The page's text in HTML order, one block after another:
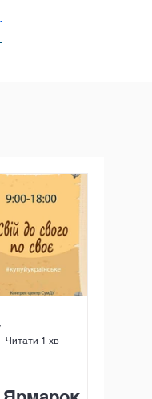
Читати 1 хв